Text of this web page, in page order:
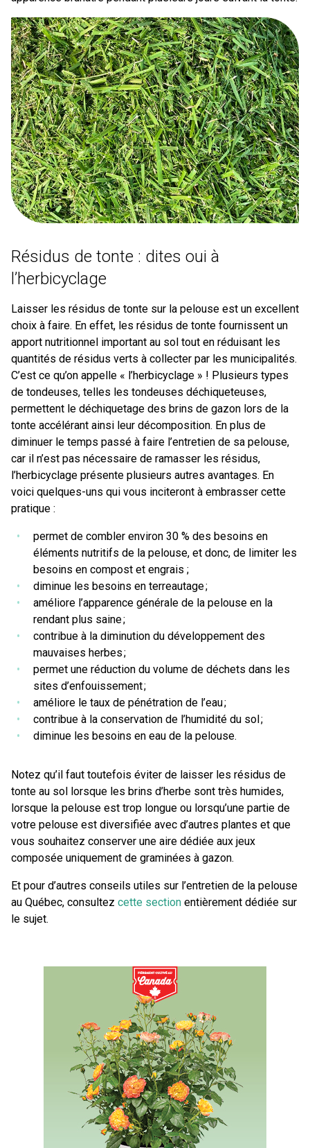
Résidus de tonte : dites oui à
l’herbicyclage
Laisser les résidus de tonte sur la pelouse est un excellent
choix à faire. En effet, les résidus de tonte fournissent un
apport nutritionnel important au sol tout en réduisant les
quantités de résidus verts à collecter par les municipalités.
C’est ce qu’on appelle « l’herbicyclage » ! Plusieurs types
de tondeuses, telles les tondeuses déchiqueteuses,
permettent le déchiquetage des brins de gazon lors de la
tonte accélérant ainsi leur décomposition. En plus de
diminuer le temps passé à faire l’entretien de sa pelouse,
car il n’est pas nécessaire de ramasser les résidus,
l’herbicyclage présente plusieurs autres avantages. En
voici quelques-uns qui vous inciteront à embrasser cette
pratique :
permet de combler environ 30 % des besoins en
éléments nutritifs de la pelouse, et donc, de limiter les
besoins en compost et engrais ;
diminue les besoins en terreautage ;
améliore l’apparence générale de la pelouse en la
rendant plus saine ;
contribue à la diminution du développement des
mauvaises herbes ;
permet une réduction du volume de déchets dans les
sites d’enfouissement ;
améliore le taux de pénétration de l’eau ;
contribue à la conservation de l’humidité du sol ;
diminue les besoins en eau de la pelouse.
Notez qu’il faut toutefois éviter de laisser les résidus de
tonte au sol lorsque les brins d’herbe sont très humides,
lorsque la pelouse est trop longue ou lorsqu’une partie de
votre pelouse est diversifiée avec d’autres plantes et que
vous souhaitez conserver une aire dédiée aux jeux
composée uniquement de graminées à gazon.
Et pour d’autres conseils utiles sur l’entretien de la pelouse
au Québec, consultez cette section entièrement dédiée sur
le sujet.